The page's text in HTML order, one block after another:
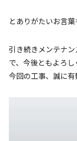
とありがたいお言
引き続きメンテナ
で、今後ともよろ
今回の工事、誠に